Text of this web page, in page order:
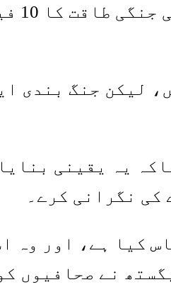
لیکن جنگ بندی
یہ یقینی
نگرانی کرے۔
کیا ہے، اور وہ
نے صحافیوں